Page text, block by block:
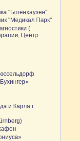
"Богенхаузен"
"Медикал Парк"
(
Центр
и Карла г.